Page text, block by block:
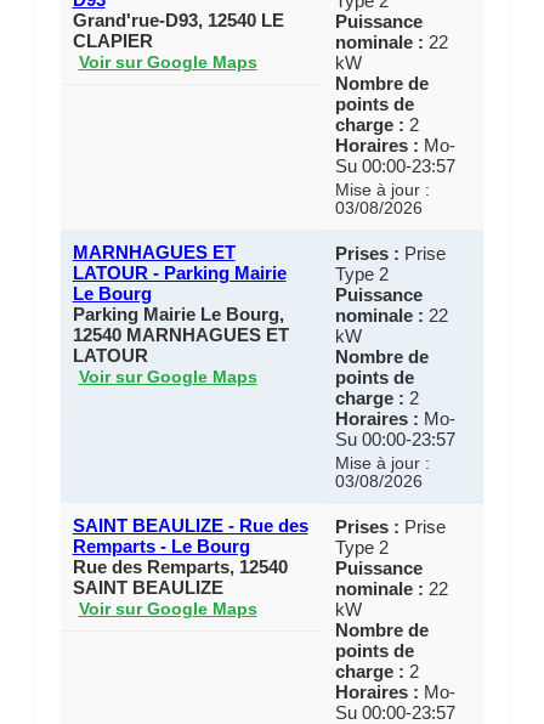
Grand'rue-D93, 12540 LE
CLAPIER
Voir sur Google Maps
Puissance
nominale : 22
kW
Nombre de
points de
charge : 2
Horaires : Mo-
Su 00:00-23:57
Mise à jour :
03/08/2026
MARNHAGUES ET
LATOUR - Parking Mairie
Le Bourg
Parking Mairie Le Bourg,
12540 MARNHAGUES ET
LATOUR
Voir sur Google Maps
Prises : Prise
Type 2
Puissance
nominale : 22
kW
Nombre de
points de
charge : 2
Horaires : Mo-
Su 00:00-23:57
Mise à jour :
03/08/2026
SAINT BEAULIZE - Rue des
Remparts - Le Bourg
Rue des Remparts, 12540
SAINT BEAULIZE
Voir sur Google Maps
Prises : Prise
Type 2
Puissance
nominale : 22
kW
Nombre de
points de
charge : 2
Horaires : Mo-
Su 00:00-23:57